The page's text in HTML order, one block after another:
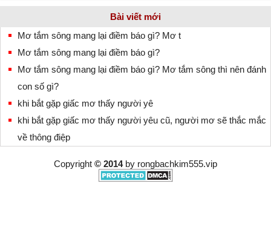
Bài viết mới
Mơ tắm sông mang lại điềm báo gì? Mơ t
Mơ tắm sông mang lại điềm báo gì?
Mơ tắm sông mang lại điềm báo gì? Mơ tắm sông thì nên đánh
con số gì?
khi bắt gặp giấc mơ thấy người yê
khi bắt gặp giấc mơ thấy người yêu cũ, người mơ sẽ thắc mắc
về thông điệp
Copyright © 2014by rongbachkim555.vip